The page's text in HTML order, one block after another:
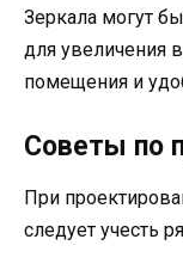
Зеркала могут
для увеличения
помещения и
Советы по
При
следует учесть